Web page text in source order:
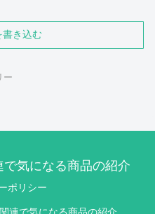
書き込む
ー
気になる商品の紹介
ポリシー
連で気になる商品の紹介.